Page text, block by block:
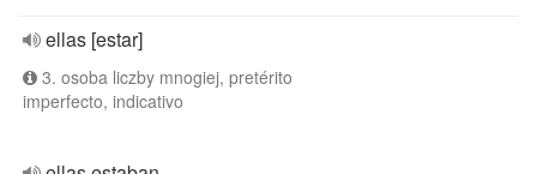
ellas [estar]
3. osoba liczby mnogiej, pretérito
imperfecto, indicativo